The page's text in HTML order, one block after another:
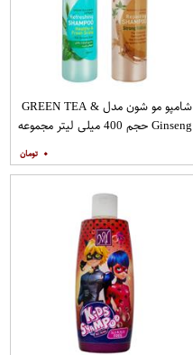
شامپو مو شون مدل GREEN TEA &
Ginseng حجم 400 میلی لیتر مجموعه
۰